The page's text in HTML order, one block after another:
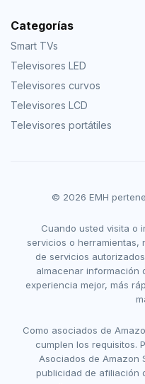
Categorías
Smart TVs
Televisores LED
Televisores curvos
Televisores LCD
Televisores portátiles
© 2026 EMH
Cuando usted visita o
servicios o herramientas,
de servicios
almacenar información
experiencia mejor, más
Como asociados de
cumplen los requisitos.
Asociados de Amazon
publicidad de afiliación